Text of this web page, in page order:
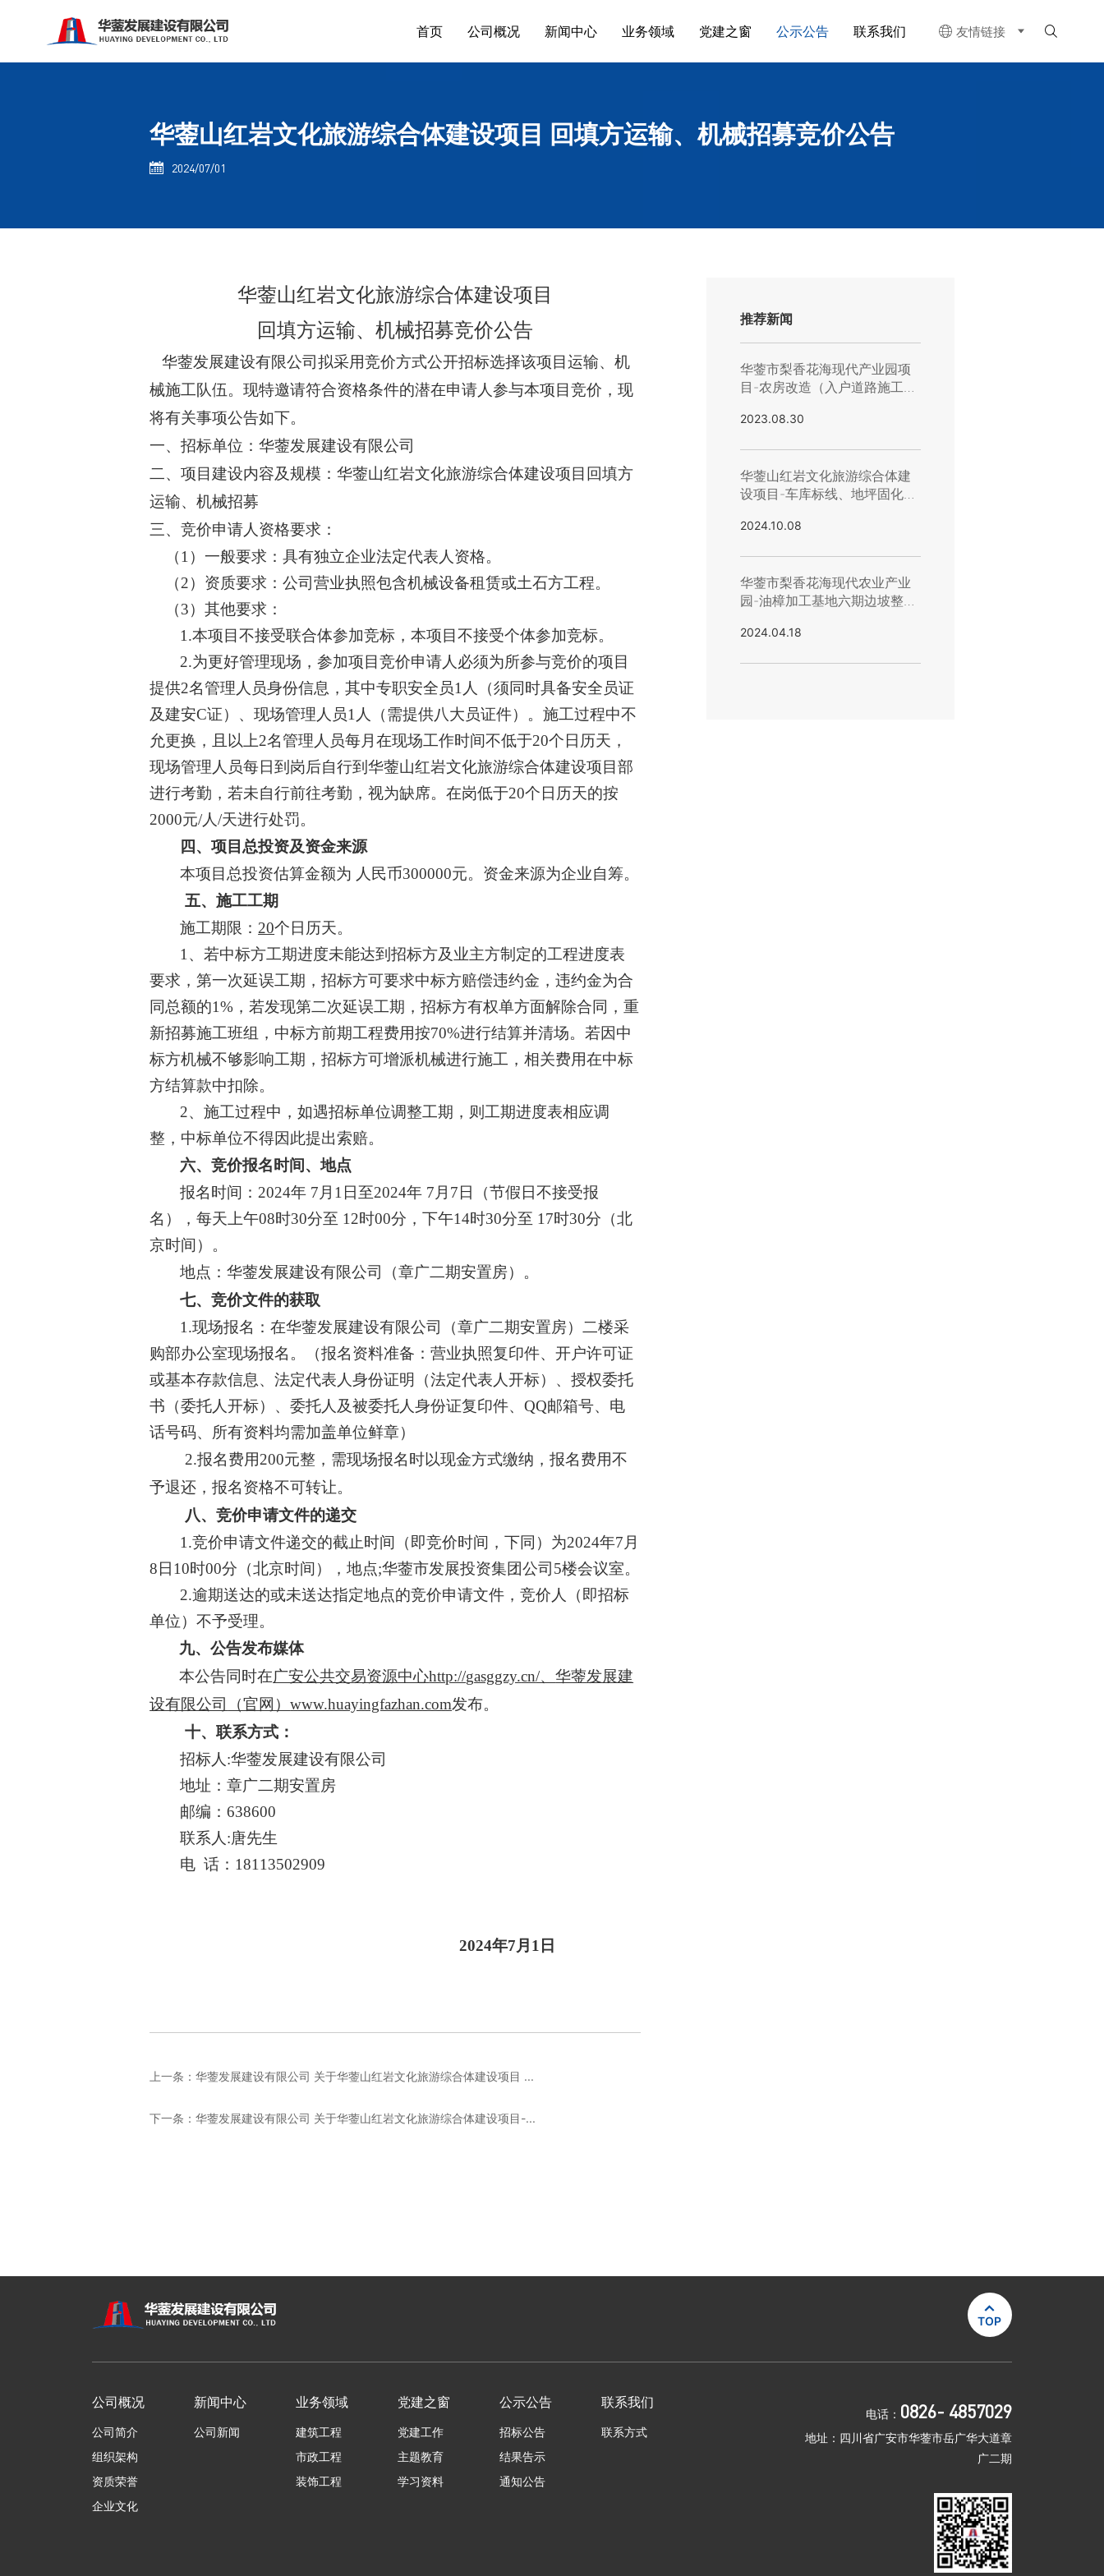
首页 公司概况 新闻中心 业务领域 党建之窗 公示公告 联系我们  友情链接 
华蓥山红岩文化旅游综合体建设项目 回填方运输、机械招募竞价公告
 2024/07/01
华蓥山红岩文化旅游综合体建设项目
回填方运输、机械招募竞价公告
华蓥发展建设有限公司拟采用竞价方式公开招标选择该项目运输、机
械施工队伍。现特邀请符合资格条件的潜在申请人参与本项目竞价，现
将有关事项公告如下。
一、招标单位：华蓥发展建设有限公司
二、项目建设内容及规模：华蓥山红岩文化旅游综合体建设项目回填方
运输、机械招募
三、竞价申请人资格要求：
（1）一般要求：具有独立企业法定代表人资格。
（2）资质要求：公司营业执照包含机械设备租赁或土石方工程。
（3）其他要求：
1.本项目不接受联合体参加竞标，本项目不接受个体参加竞标。
2.为更好管理现场，参加项目竞价申请人必须为所参与竞价的项目
提供2名管理人员身份信息，其中专职安全员1人（须同时具备安全员证
及建安C证）、现场管理人员1人（需提供八大员证件）。施工过程中不
允更换，且以上2名管理人员每月在现场工作时间不低于20个日历天，
现场管理人员每日到岗后自行到华蓥山红岩文化旅游综合体建设项目部
进行考勤，若未自行前往考勤，视为缺席。在岗低于20个日历天的按
2000元/人/天进行处罚。
四、项目总投资及资金来源
本项目总投资估算金额为 人民币300000元。资金来源为企业自筹。
五、施工工期
施工期限 ： 20个 日历天。
1、 若中标方工期进度未能达到招标方及业主方制定的工程进度表
要求，第一次延误工期，招标方可要求中标方赔偿违约金，违约金为合
同总额的1%，若发现第二次延误工期，招标方有权单方面解除合同，重
新招募施工班组， 中标方前期工程费用按70%进行结算并清场。 若因中
标方机械不够影响工期，招标方可增派机械进行施工，相关费用在中标
方结算款中扣除。
2、施工过程中，如遇招标单位调整工期，则工期进度表相应调
整，中标单位不得因此提出索赔。
六、竞价报名 时间、地点
报名时间： 2024年 7月1日至2024年 7月7日（节假日不接受报
名），每天上午08时30分至 12时00分，下午14时30分至 17时30分（北
京时间）。
地点：华蓥发展建设有限公司 （章广二期安置房） 。
七、竞价文件的获取
1.现场报名：在华蓥发展建设有限公司 （章广二期安置房） 二楼采
购部办公室现场报名。
（报名资料准备：营业执照复印件、开户许可证
或基本存款信息、法定代表人身份证明（法定代表人开标）、授权委托
书（委托人开标）、委托人及被委托人身份证复印件、QQ邮箱号、电
话号码、 所有资料均需加盖单位鲜章）
2.报名费用200元整，需现场报名时以现金方式缴纳，报名费用不
予退还，报名资格不可转让。
八、竞价申请文件的递交
1 .竞价申请文件递交的截止时间（即竞价时间，下同）为2024年7 月
8 日 10时00分（北京时间），地点;华蓥市发展投资集团公司5楼会议室。
2.逾期送达的或未送达指定地点的竞价申请文件，竞价人（即招标
单位）不予受理。
九、公告发布媒体
本公告同时在广安公共交易资源中心http://gasggzy.cn/、华蓥发展建
设有限公司
（官网）www.huayingfazhan.com发布。
十、联系方式：
招标人 :华蓥发展建设有限公司
地址：章广二期安置房
邮编：638600
联系人 :唐先生
电 话： 18113502909
2024年7月 1日
上一条：华蓥发展建设有限公司 关于华蓥山红岩文化旅游综合体建设项目 ...
下一条：华蓥发展建设有限公司 关于华蓥山红岩文化旅游综合体建设项目-...
推荐新闻
华蓥市梨香花海现代产业园项
目-农房改造（入户道路施工）
2023.08.30
华蓥山红岩文化旅游综合体建
设项目-车库标线、地坪固化询
2024.10.08
华蓥市梨香花海现代农业产业
园-油樟加工基地六期边坡整治
价公告
2024.04.18

TOP
公司概况
公司简介
组织架构
资质荣誉
企业文化
新闻中心
公司新闻
业务领域
建筑工程
市政工程
装饰工程
党建之窗
党建工作
主题教育
学习资料
公示公告
招标公告
结果告示
通知公告
联系我们
联系方式
电话： 0826- 4857029
地址：四川省广安市华蓥市岳广华大道章
广二期